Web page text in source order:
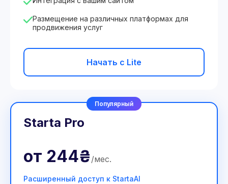
Размещение на различных платформах для
продвижения услуг
Начать с Lite
Популярный
Starta Pro
от 244₴ /мес.
Расширенный доступ к StartaAI